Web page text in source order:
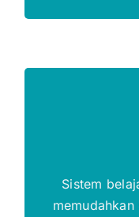
Sistem